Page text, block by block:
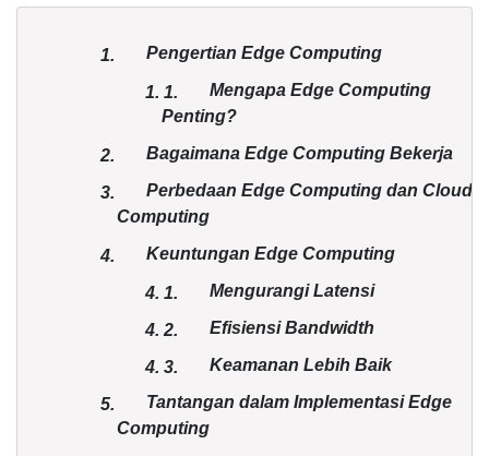
1. Pengertian Edge Computing
1. 1.
Mengapa Edge Computing
Penting?
2. Bagaimana Edge Computing Bekerja
3.
Perbedaan Edge Computing dan Cloud
Computing
4. Keuntungan Edge Computing
4. 1. Mengurangi Latensi
4. 2. Efisiensi Bandwidth
4. 3. Keamanan Lebih Baik
5.
Tantangan dalam Implementasi Edge
Computing